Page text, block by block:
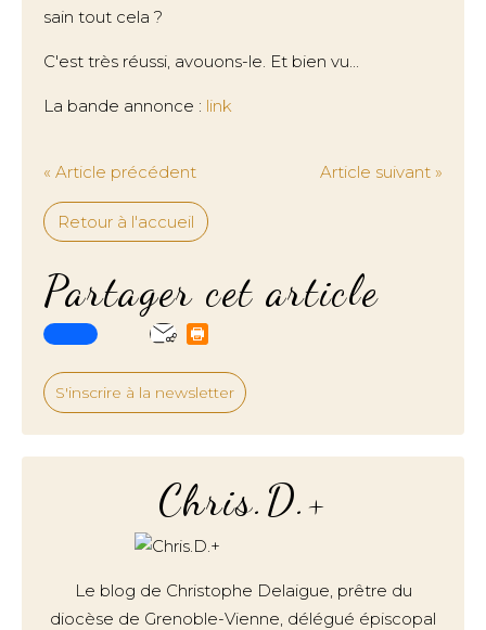
sain tout cela ?
C'est très réussi, avouons-le. Et bien vu...
La bande annonce : link
« Article précédent Article suivant »
Retour à l'accueil
Partager cet article
S'inscrire à la newsletter
Chris.D.+
Le blog de Christophe Delaigue, prêtre du
diocèse de Grenoble-Vienne, délégué épiscopal